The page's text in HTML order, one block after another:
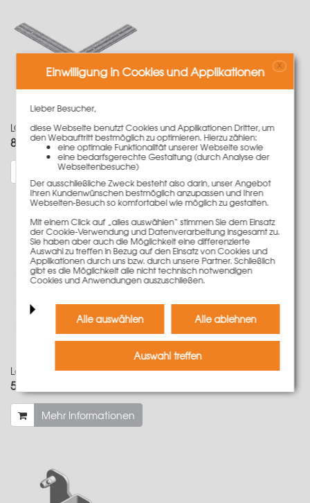
LOGO Außeneckwinkel 60x63cm für Klammerverbindung
85,50 €Gewicht 6.7 kg
Mehr Informationen
Lochbandspanner montiert L/N
52,50 €
Mehr Informationen
Einwilligung in Cookies und Applikationen X
Lieber Besucher,
diese Webseite benutzt Cookies und Applikationen Dritter, um
den Webauftritt bestmöglich zu optimieren. Hierzu zählen:
eine optimale Funktionalität unserer Webseite sowie
eine bedarfsgerechte Gestaltung (durch Analyse der
Webseitenbesuche)
Der ausschließliche Zweck besteht also darin, unser Angebot
Ihren Kundenwünschen bestmöglich anzupassen und Ihren
Webseiten-Besuch so komfortabel wie möglich zu gestalten.
Mit einem Click auf „alles auswählen“ stimmen Sie dem Einsatz
der Cookie-Verwendung und Datenverarbeitung insgesamt zu.
Sie haben aber auch die Möglichkeit eine differenzierte
Auswahl zu treffen in Bezug auf den Einsatz von Cookies und
Applikationen durch uns bzw. durch unsere Partner. Schließlich
gibt es die Möglichkeit alle nicht technisch notwendigen
Cookies und Anwendungen auszuschließen.
Alle auswählen Alle ablehnen
Auswahl treffen